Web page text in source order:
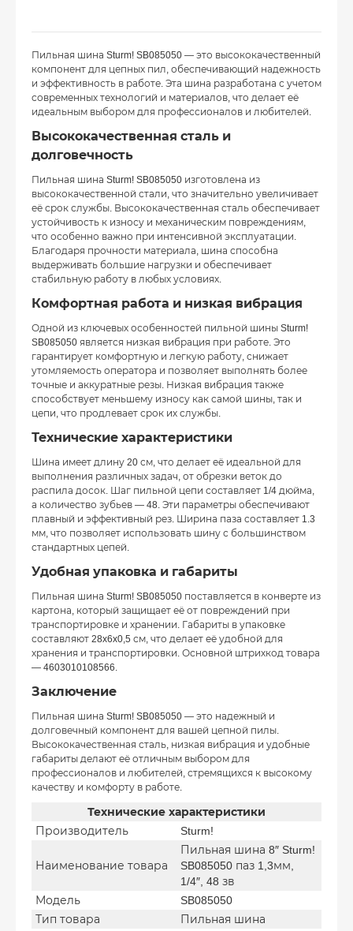
Пильная шина Sturm! SB085050 — это высококачественный
компонент для цепных пил, обеспечивающий надежность
и эффективность в работе. Эта шина разработана с учетом
современных технологий и материалов, что делает её
идеальным выбором для профессионалов и любителей.
Высококачественная сталь и
долговечность
Пильная шина Sturm! SB085050 изготовлена из
высококачественной стали, что значительно увеличивает
её срок службы. Высококачественная сталь обеспечивает
устойчивость к износу и механическим повреждениям,
что особенно важно при интенсивной эксплуатации.
Благодаря прочности материала, шина способна
выдерживать большие нагрузки и обеспечивает
стабильную работу в любых условиях.
Комфортная работа и низкая вибрация
Одной из ключевых особенностей пильной шины Sturm!
SB085050 является низкая вибрация при работе. Это
гарантирует комфортную и легкую работу, снижает
утомляемость оператора и позволяет выполнять более
точные и аккуратные резы. Низкая вибрация также
способствует меньшему износу как самой шины, так и
цепи, что продлевает срок их службы.
Технические характеристики
Шина имеет длину 20 см, что делает её идеальной для
выполнения различных задач, от обрезки веток до
распила досок. Шаг пильной цепи составляет 1/4 дюйма,
а количество зубьев — 48. Эти параметры обеспечивают
плавный и эффективный рез. Ширина паза составляет 1.3
мм, что позволяет использовать шину с большинством
стандартных цепей.
Удобная упаковка и габариты
Пильная шина Sturm! SB085050 поставляется в конверте из
картона, который защищает её от повреждений при
транспортировке и хранении. Габариты в упаковке
составляют 28x6x0,5 см, что делает её удобной для
хранения и транспортировки. Основной штрихкод товара
— 4603010108566.
Заключение
Пильная шина Sturm! SB085050 — это надежный и
долговечный компонент для вашей цепной пилы.
Высококачественная сталь, низкая вибрация и удобные
габариты делают её отличным выбором для
профессионалов и любителей, стремящихся к высокому
качеству и комфорту в работе.
Технические характеристики
Производитель
Sturm!
Наименование товара
Пильная шина 8″ Sturm!
SB085050 паз 1,3мм,
1/4″, 48 зв
Модель
SB085050
Тип товара
Пильная шина